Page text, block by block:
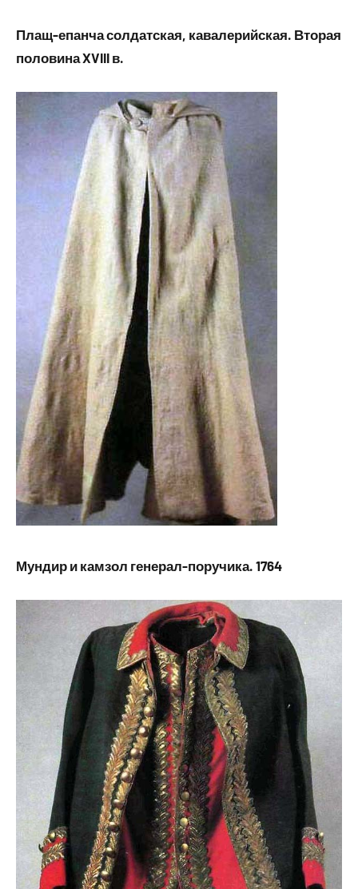
Плащ-епанча солдатская, кавалерийская. Вторая
половина XVIII в.
Мундир и камзол генерал-поручика. 1764